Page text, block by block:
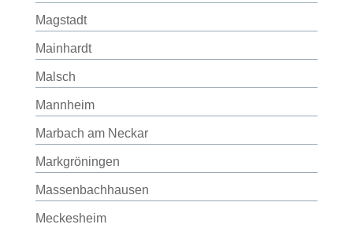
Magstadt
Mainhardt
Malsch
Mannheim
Marbach am Neckar
Markgröningen
Massenbachhausen
Meckesheim